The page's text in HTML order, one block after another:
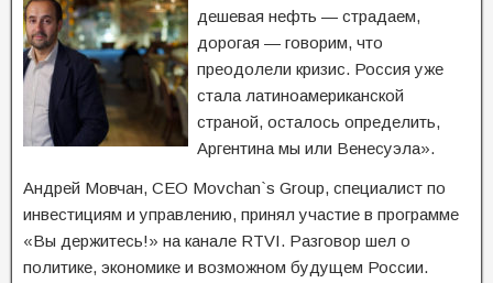
дешевая нефть — страдаем,
дорогая — говорим, что
преодолели кризис. Россия уже
стала латиноамериканской
страной, осталось определить,
Аргентина мы или Венесуэла».
Андрей Мовчан, СЕO Movchan`s Group, специалист по
инвестициям и управлению, принял участие в программе
«Вы держитесь!» на канале RTVI. Разговор шел о
политике, экономике и возможном будущем России.